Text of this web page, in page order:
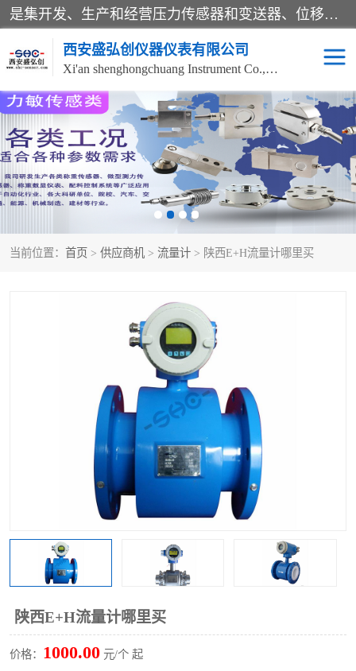
是集开发、生产和经营压力传感器和变送器、位移传感器和变送器、流量传感器和变送器、称重传感器和变送器、测力传感器和变送器、温湿度传感器和变送器、扭矩传感器、智能数显控制仪表等产品的化高新技术企业。
西安盛弘创仪器仪表有限公司
Xi'an shenghongchuang Instrument Co., Ltd
当前位置： 首页 > 供应商机 > 流量计 > 陕西E+H流量计哪里买
陕西E+H流量计哪里买
价格： 1000.00 元/个 起
称重传感器 超声波流量计
压力变送器 通用型压力变送器
流量计
位移传感器 差压变送器